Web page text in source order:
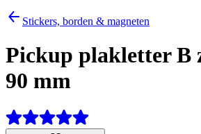
Stickers, borden & magneten
Pickup plakletter B
90 mm